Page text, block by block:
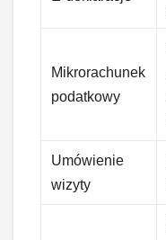
Mikrorachunek
podatkowy
Umówienie
wizyty